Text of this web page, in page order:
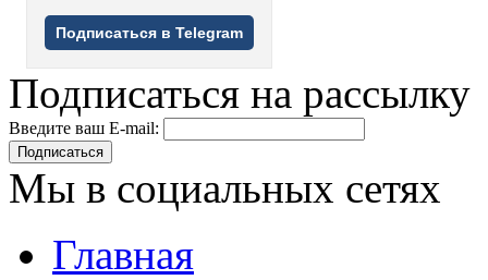
Подписаться в Telegram
Подписаться на рассылку
Введите ваш E-mail:
Подписаться
Мы в социальных сетях
Главная